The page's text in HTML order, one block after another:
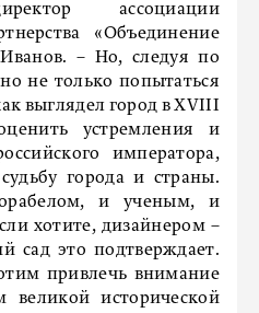
ассоциации
«Объединение
– Но, следуя по
не только попытаться
выглядел город в XVIII
устремления и
императора,
города и страны.
и ученым, и
хотите, дизайнером –
сад это подтверждает.
привлечь внимание
исторической